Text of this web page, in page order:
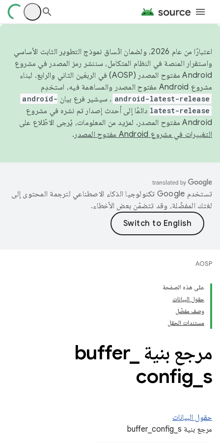
اعتبارًا من عام 2026، ولضمان اتّساق نموذج التطوير الثابت الأساسي
واستقرار المنصة في النظام المتكامل، سننشر رمز المصدر في مشروع
Android مفتوح المصدر (AOSP) في الربعَين الثاني والرابع. لبناء
مشروع Android مفتوح المصدر والمساهمة فيه، استخدِم
android-latest-release . سيشير فرع بيان android-
latest-release دائمًا إلى أحدث إصدار تم نشره في مشروع
Android مفتوح المصدر. لمزيد من المعلومات، يُرجى الاطّلاع على
التغييرات في مشروع Android مفتوح المصدر
.
تستخدم Google تكنولوجيا الذكاء الاصطناعي لترجمة المحتوى إلى
لغتك المفضّلة، وقد تتضمّن بعض الأخطاء.
AOSP
على هذه الصفحة
حقول البيانات
وصف مفصّل
مستندات الحقل
مرجع بنية buffer _
config s
حقول البيانات
مرجع بنية buffer_config_s